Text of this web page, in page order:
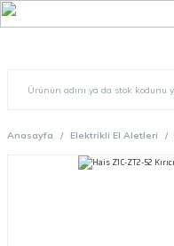
Anasayfa Elektrikli El Aletleri